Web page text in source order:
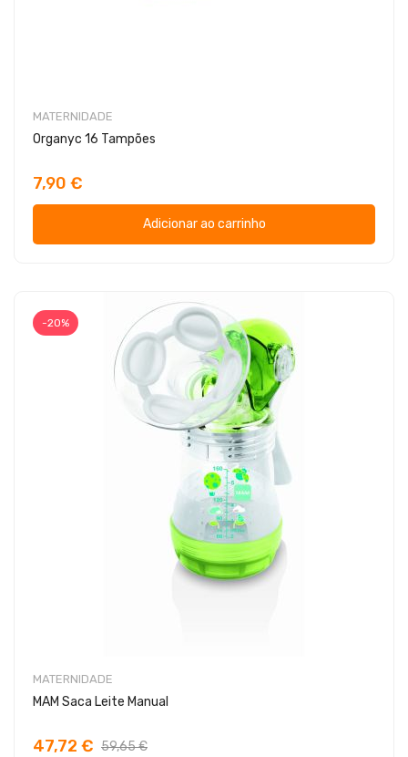
MATERNIDADE
Organyc 16 Tampões
7,90 €
Adicionar ao carrinho
-20%
MATERNIDADE
MAM Saca Leite Manual
47,72 € 59,65 €